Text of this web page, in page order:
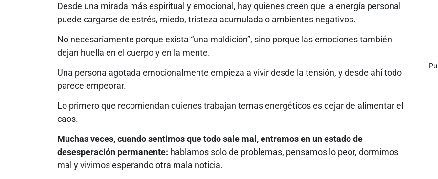
Desde una mirada más espiritual y emocional, hay quienes creen que la energía personal
puede cargarse de estrés, miedo, tristeza acumulada o ambientes negativos.
No necesariamente porque exista “una maldición”, sino porque las emociones también
dejan huella en el cuerpo y en la mente.
Una persona agotada emocionalmente empieza a vivir desde la tensión, y desde ahí todo
parece empeorar.
Lo primero que recomiendan quienes trabajan temas energéticos es dejar de alimentar el
caos.
Muchas veces, cuando sentimos que todo sale mal, entramos en un estado de
desesperación permanente: hablamos solo de problemas, pensamos lo peor, dormimos
mal y vivimos esperando otra mala noticia.